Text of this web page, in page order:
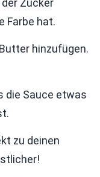
Zucker
Farbe hat.
hinzufügen.
die Sauce etwas
zu deinen